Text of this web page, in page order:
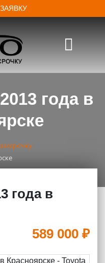
года в
года в
589 000 ₽